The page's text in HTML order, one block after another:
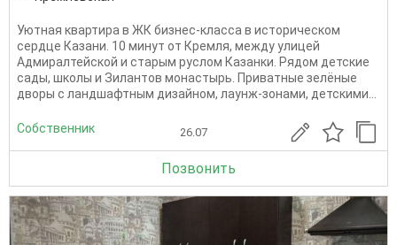
Уютная квартира в ЖК бизнес-класса в историческом
сердце Казани. 10 минут от Кремля, между улицей
Адмиралтейской и старым руслом Казанки. Рядом детские
сады, школы и Зилантов монастырь. Приватные зелёные
дворы с ландшафтным дизайном, лаунж-зонами, детскими...
Собственник 26.07
Позвонить